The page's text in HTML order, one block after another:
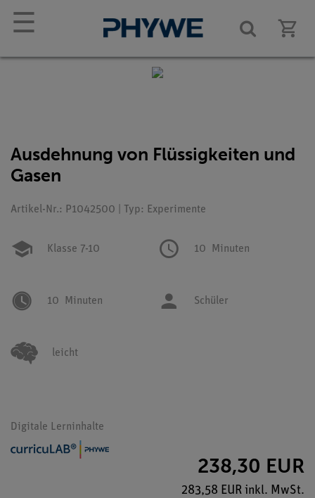
☰
Ausdehnung von Flüssigkeiten und
Gasen
Artikel-Nr.: P1042500 | Typ: Experimente
Klasse 7-10 10 Minuten
10 Minuten Schüler
leicht
Digitale Lerninhalte
238,30 EUR
283,58 EUR inkl. MwSt.